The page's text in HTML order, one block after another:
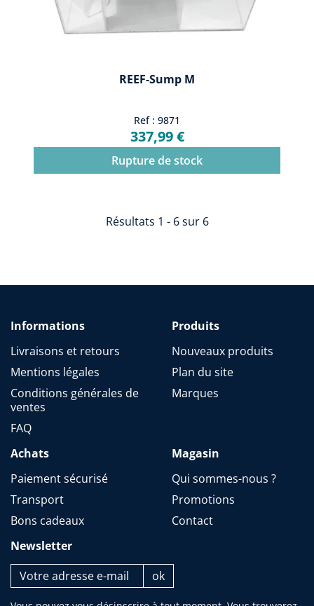
REEF-Sump M
Ref : 9871
337,99 €
Rupture de stock
Résultats 1 - 6 sur 6
Informations
Livraisons et retours
Mentions légales
Conditions générales de
ventes
FAQ
Produits
Nouveaux produits
Plan du site
Marques
Achats
Paiement sécurisé
Transport
Bons cadeaux
Magasin
Qui sommes-nous ?
Promotions
Contact
Newsletter